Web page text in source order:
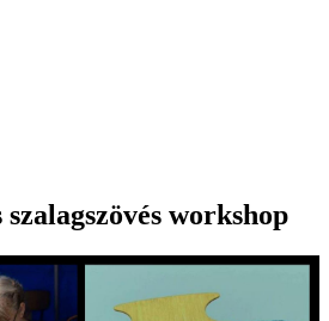
workshop